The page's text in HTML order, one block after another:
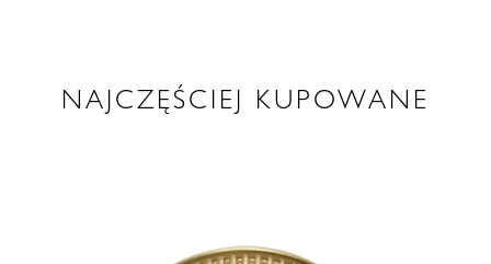
NAJCZĘŚCIEJ KUPOWANE